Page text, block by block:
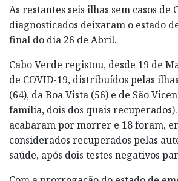
As restantes seis ilhas sem casos de
diagnosticados deixaram o estado
final do dia 26 de Abril.
Cabo Verde registou, desde 19 de
de COVID-19, distribuídos pelas
(64), da Boa Vista (56) e de São
família, dois dos quais
acabaram por morrer e 18 foram,
considerados recuperados pelas
saúde, após dois testes negativos